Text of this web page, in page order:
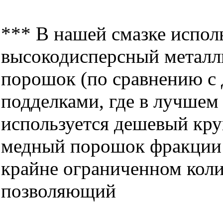
*** В нашей смазке
высокодисперсный
порошок (по сравнению
подделками, где в лучшем
используется дешевый
медный порошок
крайне ограниченном
позволяющий